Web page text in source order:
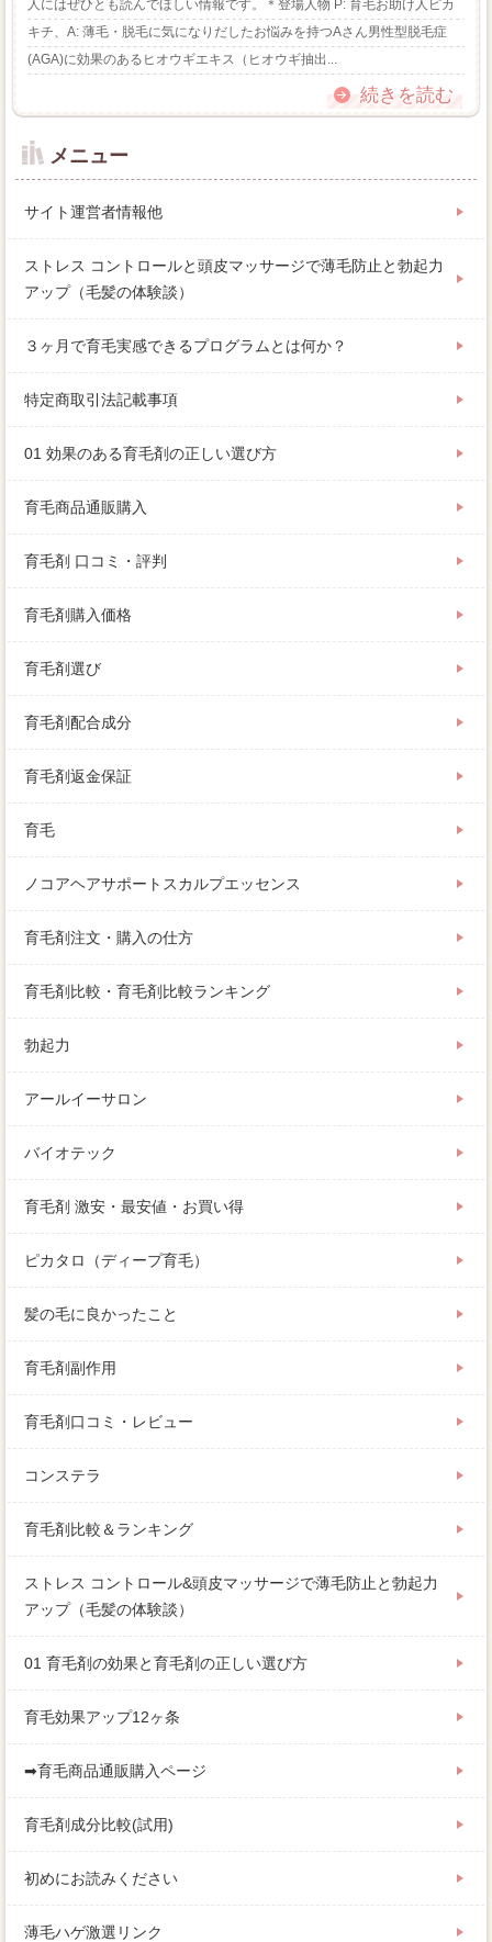
人にはぜひとも読んでほしい情報です。＊登場人物 P: 育毛お助け人ピカ
キチ、A: 薄毛・脱毛に気になりだしたお悩みを持つAさん男性型脱毛症
(AGA)に効果のあるヒオウギエキス（ヒオウギ抽出...
続きを読む
メニュー
サイト運営者情報他
ストレス コントロールと頭皮マッサージで薄毛防止と勃起力
アップ（毛髪の体験談）
３ヶ月で育毛実感できるプログラムとは何か？
特定商取引法記載事項
01 効果のある育毛剤の正しい選び方
育毛商品通販購入
育毛剤 口コミ・評判
育毛剤購入価格
育毛剤選び
育毛剤配合成分
育毛剤返金保証
育毛
ノコアヘアサポートスカルプエッセンス
育毛剤注文・購入の仕方
育毛剤比較・育毛剤比較ランキング
勃起力
アールイーサロン
バイオテック
育毛剤 激安・最安値・お買い得
ピカタロ（ディープ育毛）
髪の毛に良かったこと
育毛剤副作用
育毛剤口コミ・レビュー
コンステラ
育毛剤比較＆ランキング
ストレス コントロール&頭皮マッサージで薄毛防止と勃起力
アップ（毛髪の体験談）
01 育毛剤の効果と育毛剤の正しい選び方
育毛効果アップ12ヶ条
➡育毛商品通販購入ページ
育毛剤成分比較(試用)
初めにお読みください
薄毛ハゲ激選リンク